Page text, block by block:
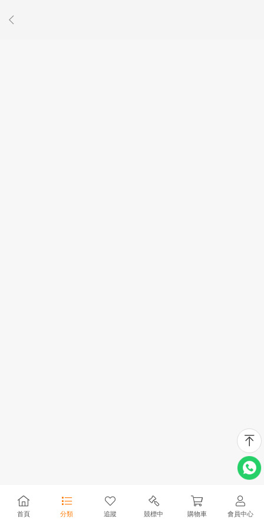
首頁 分類 追蹤 競標中 購物車 會員中心